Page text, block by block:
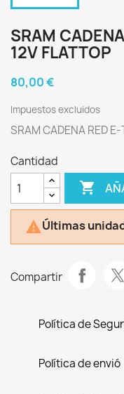
SRAM
12V FLATTOP
80,00 €
Impuestos excluidos
SRAM CADENA RED E-
Cantidad

Últimas
Compartir
Política de
Política de envió